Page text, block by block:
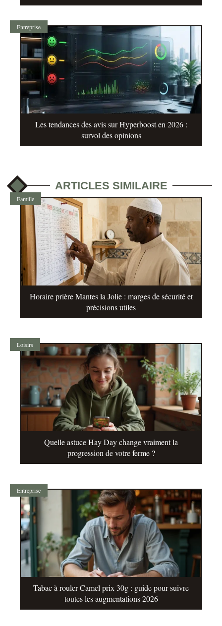
Entreprise
Les tendances des avis sur Hyperboost en 2026 :
survol des opinions
ARTICLES SIMILAIRE
Famille
Horaire prière Mantes la Jolie : marges de sécurité et
précisions utiles
Loisirs
Quelle astuce Hay Day change vraiment la
progression de votre ferme ?
Entreprise
Tabac à rouler Camel prix 30g : guide pour suivre
toutes les augmentations 2026